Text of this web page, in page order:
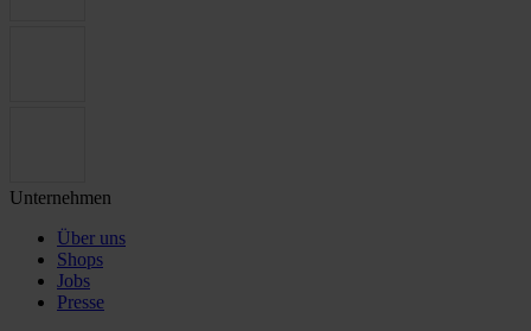
Unternehmen
Über uns
Shops
Jobs
Presse